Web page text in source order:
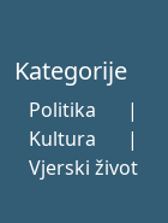
Kategorije
Politika |
Kultura
|
Vjerski život